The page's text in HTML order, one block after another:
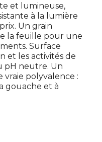
et lumineuse,
à la lumière
Un grain
la feuille pour une
Surface
et les activités de
pH neutre. Un
vraie polyvalence :
gouache et à